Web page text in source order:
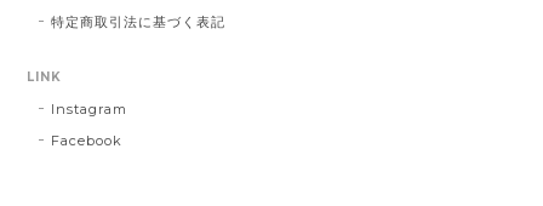
特定商取引法に基づく表記
LINK
Instagram
Facebook